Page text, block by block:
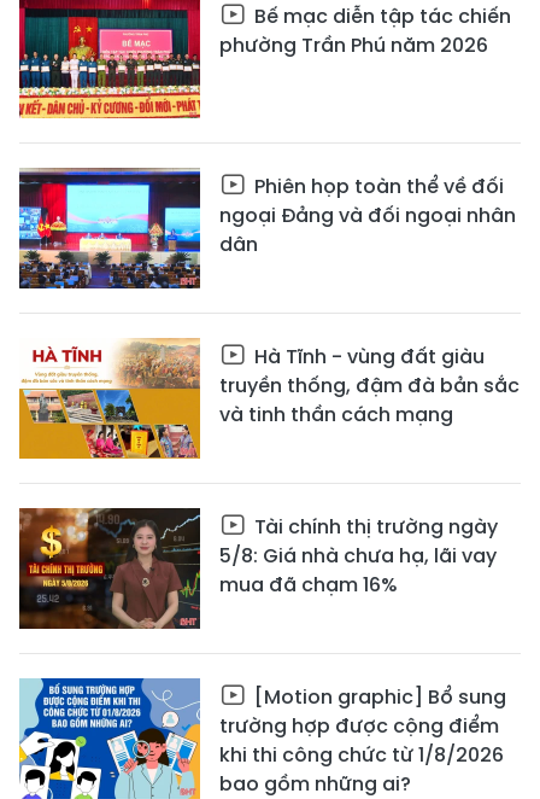
Bế mạc diễn tập tác chiến
phường Trần Phú năm 2026
Phiên họp toàn thể về đối
ngoại Đảng và đối ngoại nhân
dân
Hà Tĩnh - vùng đất giàu
truyền thống, đậm đà bản sắc
và tinh thần cách mạng
Tài chính thị trường ngày
5/8: Giá nhà chưa hạ, lãi vay
mua đã chạm 16%
[Motion graphic] Bổ sung
trường hợp được cộng điểm
khi thi công chức từ 1/8/2026
bao gồm những ai?